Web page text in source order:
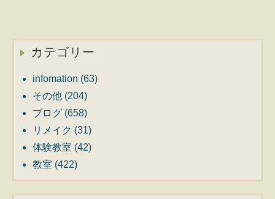
カテゴリー
infomation (63)
その他 (204)
ブログ (658)
リメイク (31)
体験教室 (42)
教室 (422)